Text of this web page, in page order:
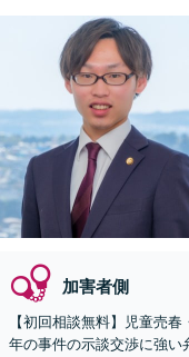
加害者側
【初回相談無料】児童売
年の事件の示談交渉に強い